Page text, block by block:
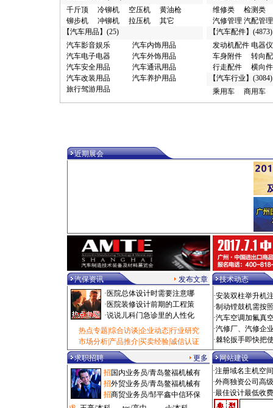
·润滑油/深圳市 1000元
·加注机/深圳市 1000元
·商用车/闵行区 1000元
·维修台/聊城市 1000元
·汽修管理/聊城市 1000元
·磨光机/东莞市 10000元
·解码器/成都市 10000元
·举升机/济南市 10000元
·电动扳手/泰州市 100000元
·乘用车/深圳市 100000元
洗车房/滨州市 110元
气钻/广州市 11000元
诊断仪/沈阳市 11000元
·光毂机/枣庄市 11500元
·设备工具/闸北区 11500元
粘接剂/闵行区 11800元
添加剂/石家庄市 12元
吸尘机/深圳市 1200元
风炮/锡林郭勒盟 1200元
空压机/杭州市 12000元
·磨砂机/广州市 125元
·扒胎机/鞍山市 12500元
冷铆机/长春市 12500元
检测线/株洲市 125000元
工具车/嘉定区 1280元
·汽贸管理/抚顺市 1280元
千斤顶
冷铆机 空压机
黄油枪
铆步机
冲铆机 拉压机
其它
【汽车用品】(25)
汽车影音娱乐
汽车内饰用品
汽车电子电器
汽车外饰用品
汽车安全用品
汽车通讯用品
汽车改装用品
汽车养护用品
旅行驾游用品
维修类
检测类
汽修管理 汽配管理
【汽车配件】(4873)
发动机配件 电器
车身附件
转向
行走配件
横向
【汽车行业 】(3084)
乘用车
商用车
近期展会
汽保资讯 发布文章
技术动态
· 医院总体设计时需要注意哪
· 医院装修设计前期的工程策
·说说儿科门急诊里的人性化
热点专题 综合访谈 企业动态行业研究
市场分析 产品推介买卖经验诚信认证
·安装双柱举升机
·制动镗鼓机需按
·汽车空调加氟真
·汽修厂、汽修企
·棘轮扳手即快把
求职招聘 更多
网站建设
招 国内业务员/青岛鳌福机械有
招外贸业务员/青岛鳌福机械有
招商贸业务员/邹平鑫中信环保
·注册域名主机空
·外商独资公司高
·最佳设计最低收